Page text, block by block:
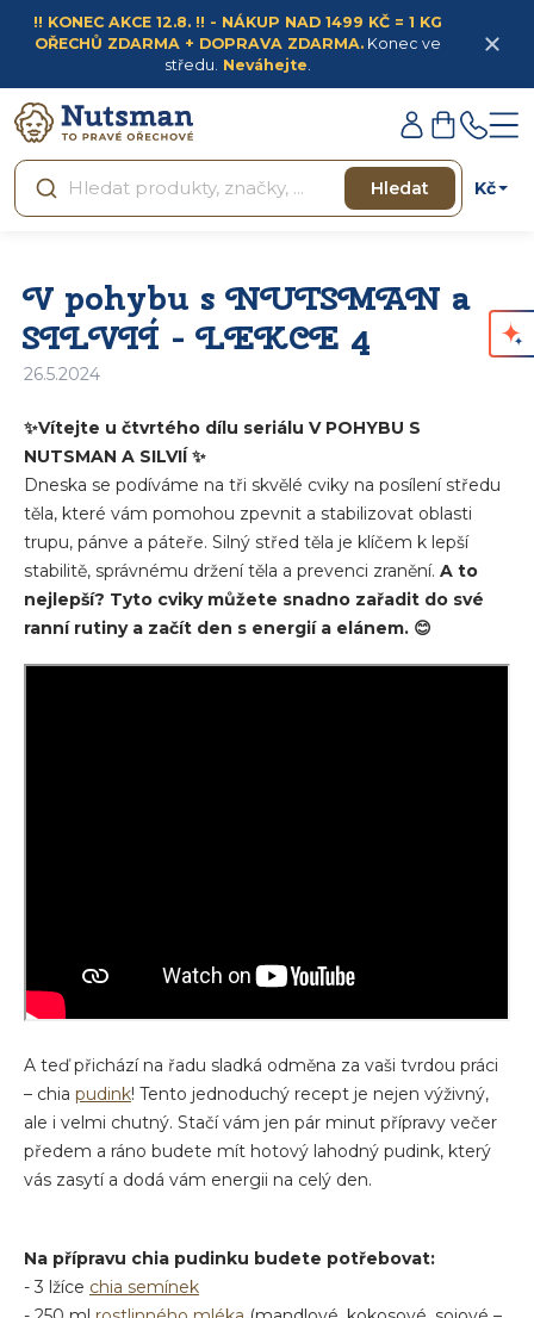
obsah
!! KONEC AKCE 12.8. !! - NÁKUP NAD 1499 KČ = 1 KG
OŘECHŮ ZDARMA + DOPRAVA ZDARMA.Konec ve
středu. Neváhejte.
Hledat Kč
Přihlášení
Nákupní
košík
V pohybu s NUTSMAN a
SILVIÍ - LEKCE 4
26.5.2024
✨Vítejte u čtvrtého dílu seriálu V POHYBU S
NUTSMAN A SILVIÍ ✨
Dneska se podíváme na tři skvělé cviky na posílení středu
těla, které vám pomohou zpevnit a stabilizovat oblasti
trupu, pánve a páteře. Silný střed těla je klíčem k lepší
stabilitě, správnému držení těla a prevenci zranění. A to
nejlepší? Tyto cviky můžete snadno zařadit do své
ranní rutiny a začít den s energií a elánem. 😊
A teď přichází na řadu sladká odměna za vaši tvrdou práci
– chia pudink! Tento jednoduchý recept je nejen výživný,
ale i velmi chutný. Stačí vám jen pár minut přípravy večer
předem a ráno budete mít hotový lahodný pudink, který
vás zasytí a dodá vám energii na celý den.
Na přípravu chia pudinku budete potřebovat:
- 3 lžíce chia semínek